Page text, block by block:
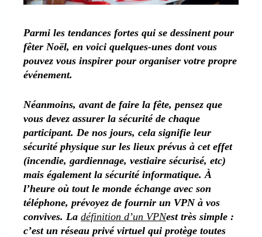
Parmi les tendances fortes qui se dessinent pour
fêter Noël, en voici quelques-unes dont vous
pouvez vous inspirer pour organiser votre propre
événement.
Néanmoins, avant de faire la fête, pensez que
vous devez assurer la sécurité de chaque
participant. De nos jours, cela signifie leur
sécurité physique sur les lieux prévus à cet effet
(incendie, gardiennage, vestiaire sécurisé, etc)
mais également la sécurité informatique. À
l’heure où tout le monde échange avec son
téléphone, prévoyez de fournir un VPN à vos
convives. La définition d’un VPNest très simple :
c’est un réseau privé virtuel qui protège toutes